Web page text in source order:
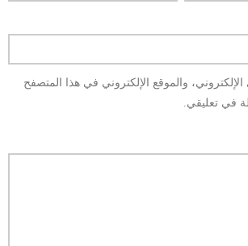
والموقع الإلكتروني في هذا المتصفح
في تعليقي.